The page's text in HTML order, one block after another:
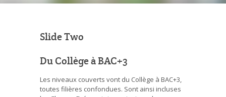
Slide Two
Du Collège à BAC+3
Les niveaux couverts vont du Collège à BAC+3,
toutes filières confondues. Sont ainsi incluses